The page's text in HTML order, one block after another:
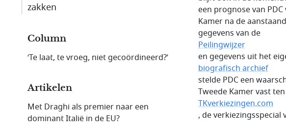
een prognose van
Kamer na de
gegevens van de
Peilingwijzer
en gegevens uit het
biografisch archief
stelde PDC een
Tweede Kamer vast
TKverkiezingen.com
, de verkiezingsspecial
zakken
Column
‘Te laat, te vroeg, niet gecoördineerd?’
Artikelen
Met Draghi als premier naar een
dominant Italië in de EU?